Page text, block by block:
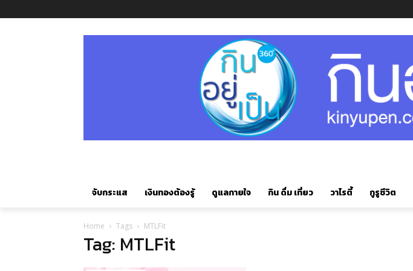
จับกระแส เงินทองต้องรู้ ดูแลกายใจ กิน ดื่ม เที่ยว วาไรตี้ กูรูชีวิต
Home Tags MTLFit
Tag: MTLFit